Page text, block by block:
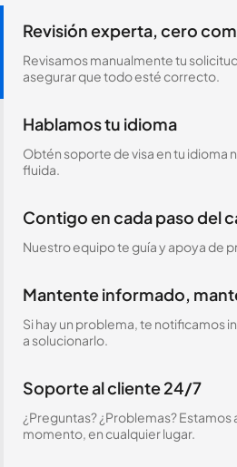
Revisión experta, cero
Revisamos manualmente tu
asegurar que todo esté correcto.
Hablamos tu idioma
Obtén soporte de visa en tu idioma
fluida.
Contigo en cada paso del
Nuestro equipo te guía y apoya de
Mantente informado,
Si hay un problema, te notificamos
a solucionarlo.
Soporte al cliente 24/7
¿Preguntas? ¿Problemas? Estamos
momento, en cualquier lugar.